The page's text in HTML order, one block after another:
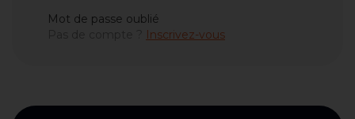
Mot de passe oublié
Inscrivez-vous